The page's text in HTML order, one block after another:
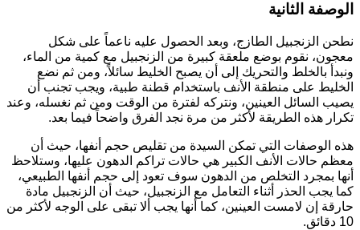
الثانية
الزنجبيل الطازج، وبعد الحصول عليه ناعماً على شكل
نقوم بوضع ملعقة كبيرة من الزنجبيل مع كمية من الماء،
بالخلط والتحريك إلى أن يصبح الخليط سائلاً، ومن ثم نضع
على منطقة الأنف باستخدام قطنة طبية، ويجب تجنب أن
السائل العينين، ونتركه لفترة من الوقت ومن ثم نغسله، وعند
هذه الطريقة لأكثر من مرة نجد الفرق واضحاً فيما بعد.
الوصفات التي تمكن السيدة من تقليص حجم أنفها، حيث أن
حالات الأنف الكبير هي حالات تراكم الدهون عليها، وستلاحظ
بمجرد التخلص من الدهون سوف تعود إلى حجم أنفها الطبيعي،
يجب الحذر أثناء التعامل مع الزنجبيل، حيث أن الزنجبيل مادة
إن لامست العينين، كما أنها يجب ألا تبقى على الوجه لأكثر من
دقائق.